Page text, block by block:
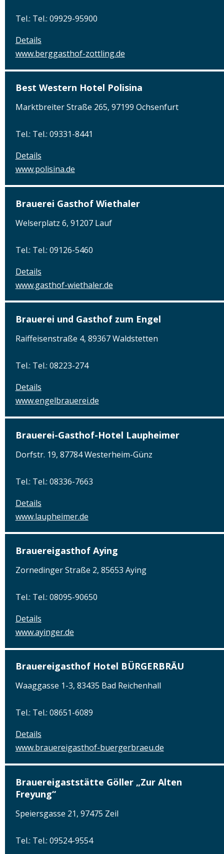
Tel.: Tel.: 09929-95900
Details
www.berggasthof-zottling.de
Best Western Hotel Polisina
Marktbreiter Straße 265, 97199 Ochsenfurt
Tel.: Tel.: 09331-8441
Details
www.polisina.de
Brauerei Gasthof Wiethaler
Welserplatz 6, 91207 Lauf
Tel.: Tel.: 09126-5460
Details
www.gasthof-wiethaler.de
Brauerei und Gasthof zum Engel
Raiffeisenstraße 4, 89367 Waldstetten
Tel.: Tel.: 08223-274
Details
www.engelbrauerei.de
Brauerei-Gasthof-Hotel Laupheimer
Dorfstr. 19, 87784 Westerheim-Günz
Tel.: Tel.: 08336-7663
Details
www.laupheimer.de
Brauereigasthof Aying
Zornedinger Straße 2, 85653 Aying
Tel.: Tel.: 08095-90650
Details
www.ayinger.de
Brauereigasthof Hotel BÜRGERBRÄU
Waaggasse 1-3, 83435 Bad Reichenhall
Tel.: Tel.: 08651-6089
Details
www.brauereigasthof-buergerbraeu.de
Brauereigaststätte Göller „Zur Alten
Freyung“
Speiersgasse 21, 97475 Zeil
Tel.: Tel.: 09524-9554